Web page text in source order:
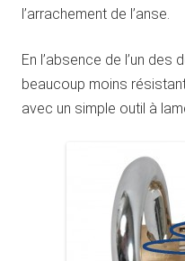
l’arrachement de l’anse.
En l’absence de l’un des
beaucoup moins
avec un simple outil à